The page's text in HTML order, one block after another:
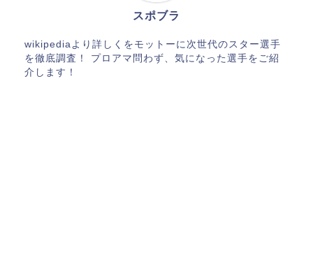
スポブラ
wikipediaより詳しくをモットーに次世代のスター選手
を徹底調査！ プロアマ問わず、気になった選手をご紹
介します！